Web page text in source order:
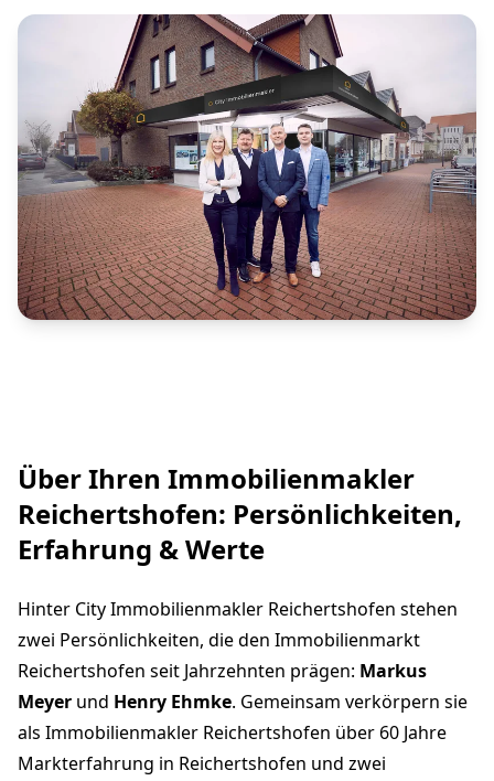
Über Ihren Immobilienmakler
Reichertshofen: Persönlichkeiten,
Erfahrung & Werte
Hinter City Immobilienmakler Reichertshofen stehen
zwei Persönlichkeiten, die den Immobilienmarkt
Reichertshofen seit Jahrzehnten prägen: Markus
Meyer und Henry Ehmke. Gemeinsam verkörpern sie
als Immobilienmakler Reichertshofen über 60 Jahre
Markterfahrung in Reichertshofen und zwei